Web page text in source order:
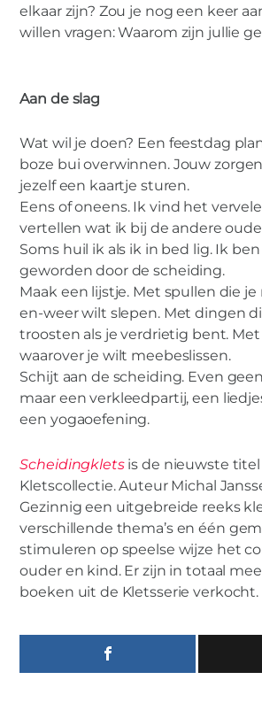
elkaar zijn? Zou je nog een keer
willen vragen: Waarom zijn jullie
Aan de slag
Wat wil je doen? Een feestdag
boze bui overwinnen. Jouw
jezelf een kaartje sturen.
Eens of oneens. Ik vind het
vertellen wat ik bij de andere
Soms huil ik als ik in bed lig. Ik
geworden door de scheiding.
Maak een lijstje. Met spullen die
en-weer wilt slepen. Met dingen
troosten als je verdrietig bent.
waarover je wilt meebeslissen.
Schijt aan de scheiding. Even
maar een verkleedpartij, een
een yogaoefening.
Scheidingkletsis de nieuwste titel
Kletscollectie. Auteur Michal
Gezinnig een uitgebreide reeks
verschillende thema’s en één
stimuleren op speelse wijze het
ouder en kind. Er zijn in totaal
boeken uit de Kletsserie verkocht.